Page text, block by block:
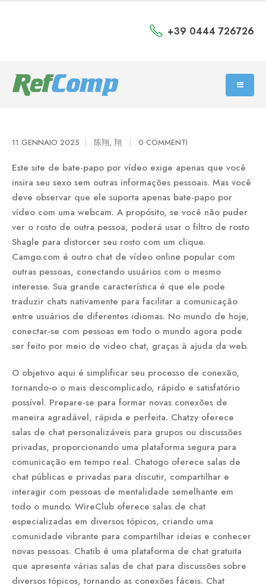
+39 0444 726726
11 GENNAIO 2025 陈翔, 翔 0 COMMENTI
Este site de bate-papo por vídeo exige apenas que você
insira seu sexo sem outras informações pessoais. Mas você
deve observar que ele suporta apenas bate-papo por
vídeo com uma webcam. A propósito, se você não puder
ver o rosto de outra pessoa, poderá usar o filtro de rosto
Shagle para distorcer seu rosto com um clique.
Camgo.com é outro chat de vídeo online popular com
outras pessoas, conectando usuários com o mesmo
interesse. Sua grande característica é que ele pode
traduzir chats nativamente para facilitar a comunicação
entre usuários de diferentes idiomas. No mundo de hoje,
conectar-se com pessoas em todo o mundo agora pode
ser feito por meio de video chat, graças à ajuda da web.
O objetivo aqui é simplificar seu processo de conexão,
tornando-o o mais descomplicado, rápido e satisfatório
possível. Prepare-se para formar novas conexões de
maneira agradável, rápida e perfeita. Chatzy oferece
salas de chat personalizáveis para grupos ou discussões
privadas, proporcionando uma plataforma segura para
comunicação em tempo real. Chatogo oferece salas de
chat públicas e privadas para discutir, compartilhar e
interagir com pessoas de mentalidade semelhante em
todo o mundo. WireClub oferece salas de chat
especializadas em diversos tópicos, criando uma
comunidade vibrante para compartilhar ideias e conhecer
novas pessoas. Chatib é uma plataforma de chat gratuita
que apresenta várias salas de chat para discussões sobre
diversos tópicos, tornando as conexões fáceis. Chat